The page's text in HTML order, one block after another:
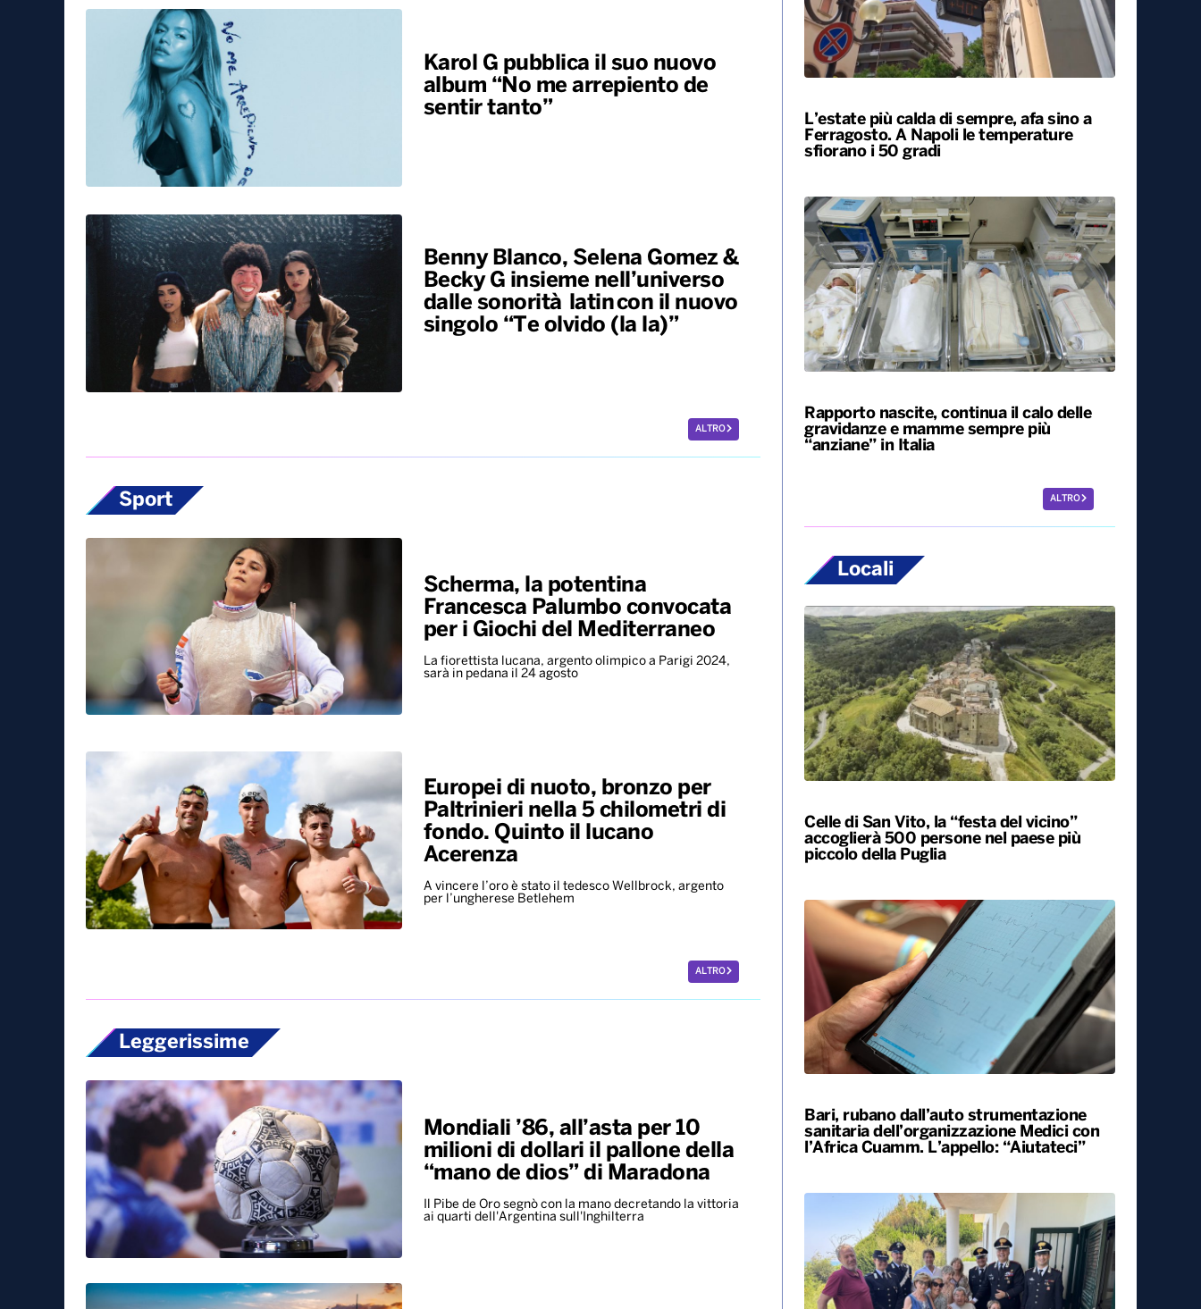
Karol G pubblica il suo nuovo
album “No me arrepiento de
sentir tanto”
Benny Blanco, Selena Gomez &
Becky G insieme nell’universo
dalle sonorità latin con il nuovo
singolo “Te olvido (la la)”
ALTRO
Sport
Scherma, la potentina
Francesca Palumbo convocata
per i Giochi del Mediterraneo
La fiorettista lucana, argento olimpico a Parigi 2024,
sarà in pedana il 24 agosto
Europei di nuoto, bronzo per
Paltrinieri nella 5 chilometri di
fondo. Quinto il lucano
Acerenza
A vincere l’oro è stato il tedesco Wellbrock, argento
per l’ungherese Betlehem
ALTRO
Leggerissime
Mondiali ’86, all’asta per 10
milioni di dollari il pallone della
“mano de dios” di Maradona
Il Pibe de Oro segnò con la mano decretando la vittoria
ai quarti dell'Argentina sull'Inghilterra
L’estate più calda di sempre, afa sino a
Ferragosto. A Napoli le temperature
sfiorano i 50 gradi
Rapporto nascite, continua il calo delle
gravidanze e mamme sempre più
“anziane” in Italia
ALTRO
Locali
Celle di San Vito, la “festa del vicino”
accoglierà 500 persone nel paese più
piccolo della Puglia
Bari, rubano dall’auto strumentazione
sanitaria dell’organizzazione Medici con
l’Africa Cuamm. L’appello: “Aiutateci”